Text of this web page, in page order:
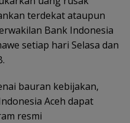
terdekat ataupun
Bank Indonesia
setiap hari Selasa dan
bauran kebijakan,
Aceh dapat
resmi